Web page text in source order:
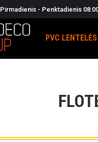
Pirmadienis - Penktadienis
PVC